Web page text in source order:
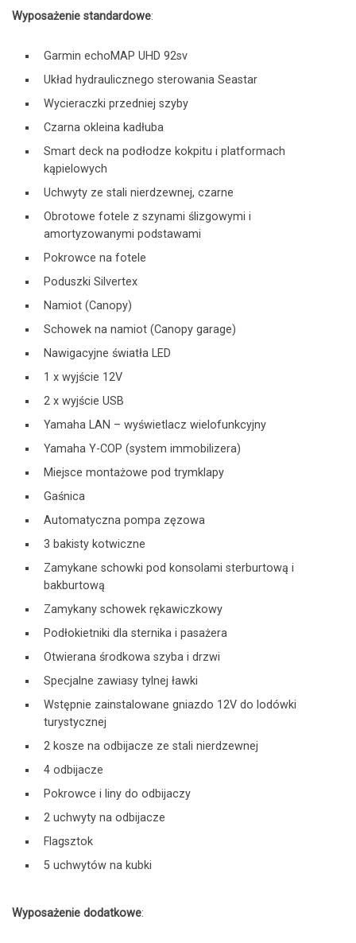
Wyposażenie standardowe:
Garmin echoMAP UHD 92sv
Układ hydraulicznego sterowania Seastar
Wycieraczki przedniej szyby
Czarna okleina kadłuba
Smart deck na podłodze kokpitu i platformach
kąpielowych
Uchwyty ze stali nierdzewnej, czarne
Obrotowe fotele z szynami ślizgowymi i
amortyzowanymi podstawami
Pokrowce na fotele
Poduszki Silvertex
Namiot (Canopy)
Schowek na namiot (Canopy garage)
Nawigacyjne światła LED
1 x wyjście 12V
2 x wyjście USB
Yamaha LAN – wyświetlacz wielofunkcyjny
Yamaha Y-COP (system immobilizera)
Miejsce montażowe pod trymklapy
Gaśnica
Automatyczna pompa zęzowa
3 bakisty kotwiczne
Zamykane schowki pod konsolami sterburtową i
bakburtową
Zamykany schowek rękawiczkowy
Podłokietniki dla sternika i pasażera
Otwierana środkowa szyba i drzwi
Specjalne zawiasy tylnej ławki
Wstępnie zainstalowane gniazdo 12V do lodówki
turystycznej
2 kosze na odbijacze ze stali nierdzewnej
4 odbijacze
Pokrowce i liny do odbijaczy
2 uchwyty na odbijacze
Flagsztok
5 uchwytów na kubki
Wyposażenie dodatkowe: